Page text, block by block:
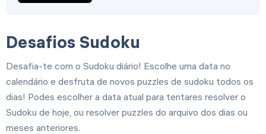
Desafios Sudoku
Desafia-te com o Sudoku diário! Escolhe uma data no
calendário e desfruta de novos puzzles de sudoku todos os
dias! Podes escolher a data atual para tentares resolver o
Sudoku de hoje, ou resolver puzzles do arquivo dos dias ou
meses anteriores.